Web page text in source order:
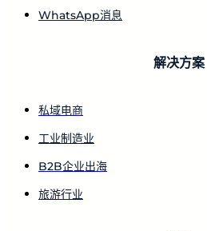
WhatsApp消息
解决方案
私域电商
工业制造业
B2B企业出海
旅游行业